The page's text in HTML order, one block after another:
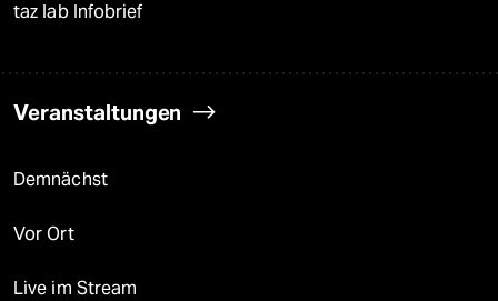
taz lab Infobrief
Veranstaltungen
Demnächst
Vor Ort
Live im Stream